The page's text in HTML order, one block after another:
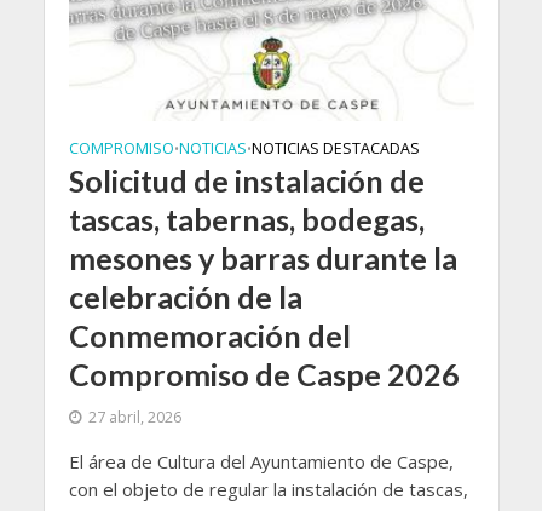
COMPROMISO•NOTICIAS•NOTICIAS DESTACADAS
Solicitud de instalación de
tascas, tabernas, bodegas,
mesones y barras durante la
celebración de la
Conmemoración del
Compromiso de Caspe 2026
27 abril, 2026
El área de Cultura del Ayuntamiento de Caspe,
con el objeto de regular la instalación de tascas,